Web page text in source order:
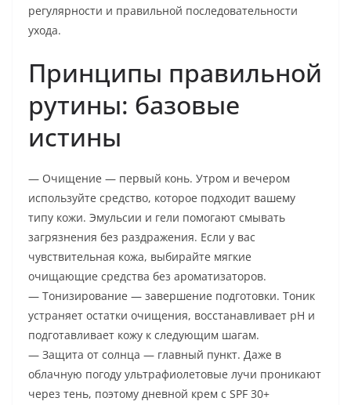
регулярности и правильной последовательности
ухода.
Принципы правильной
рутины: базовые
истины
— Очищение — первый конь. Утром и вечером
используйте средство, которое подходит вашему
типу кожи. Эмульсии и гели помогают смывать
загрязнения без раздражения. Если у вас
чувствительная кожа, выбирайте мягкие
очищающие средства без ароматизаторов.
— Тонизирование — завершение подготовки. Тоник
устраняет остатки очищения, восстанавливает pH и
подготавливает кожу к следующим шагам.
— Защита от солнца — главный пункт. Даже в
облачную погоду ультрафиолетовые лучи проникают
через тень, поэтому дневной крем с SPF 30+